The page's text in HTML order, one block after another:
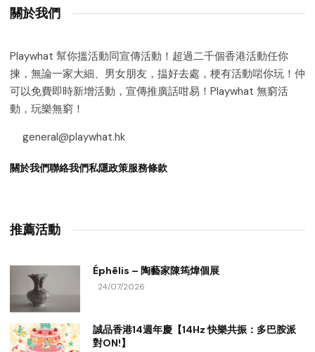
關於我們
Playwhat 幫你搵活動同宣傳活動！超過二千個香港活動任你
揀，無論一家大細、男女朋友，揾好去處，梗有活動啱你玩！仲
可以免費即時新增活動，宣傳推廣話咁易！Playwhat 無窮活
動，玩樂無窮！
general@playwhat.hk
關於我們聯絡我們私隱政策服務條款
推薦活動
Éphēlis – 陶藝家陳筠煒個展
24/07/2026
誠品香港14週年慶【14Hz 快樂共振：多巴胺派
對ON!】